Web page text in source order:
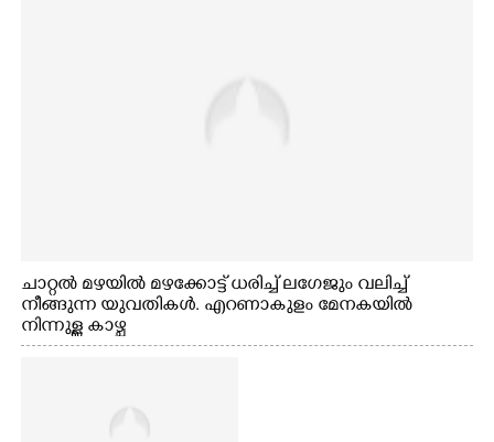
ചാറ്റൽ മഴയിൽ മഴക്കോട്ട് ധരിച്ച് ലഗേജും വലിച്ച്
നീങ്ങുന്ന യുവതികൾ. എറണാകുളം മേനകയിൽ
നിന്നുള്ള കാഴ്ച